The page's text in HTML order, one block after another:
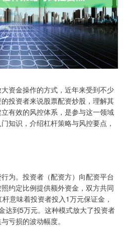
资金操作的方式，近年来受到不少
投资者来说股票配资炒股，理解其
有效的风控体系，是参与这一领域
知识，介绍杠杆策略与风控要点，
为。投资者（配资方）向配资平台
约定比例提供额外资金，双方共同
意味着投资者投入1万元保证金，
达到5万元。这种模式放大了投资者
亏损的波动幅度。